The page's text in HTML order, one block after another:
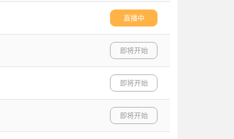
直播中
即将开始
即将开始
即将开始